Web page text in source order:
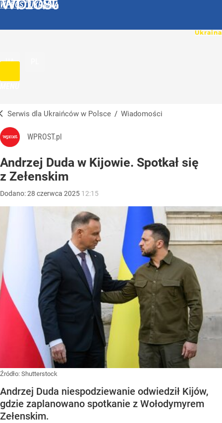
WPROST UKRAINA
UA
Serwis dla Ukraińców w Polsce / Wiadomości
WPROST.pl
Andrzej Duda w Kijowie. Spotkał się
z Zełenskim
Dodano:28 czerwca 2025 12:15
Źródło: Shutterstock
Andrzej Duda niespodziewanie odwiedził Kijów,
gdzie zaplanowano spotkanie z Wołodymyrem
Zełenskim.